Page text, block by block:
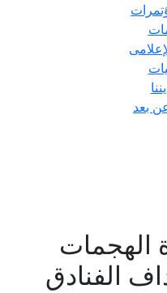
بعد
الهجمات
الفنادق